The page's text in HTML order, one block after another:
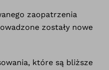
zaopatrzenia
zostały nowe
które są bliższe